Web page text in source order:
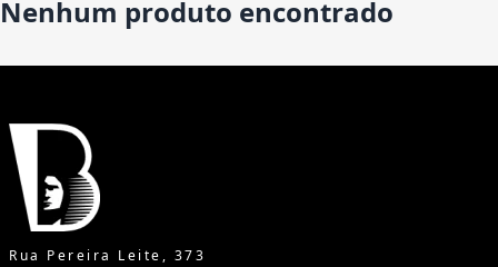
Nenhum produto encontrado
Rua Pereira Leite, 373